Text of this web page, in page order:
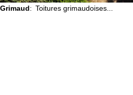
Grimaud: Toitures grimaudoises...